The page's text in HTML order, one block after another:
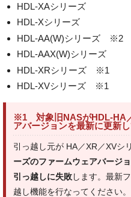
HDL-XAシリーズ
HDL-Xシリーズ
HDL-AA(W)シリーズ ※2
HDL-AAX(W)シリーズ
HDL-XRシリーズ ※1
HDL-XVシリーズ ※1
※1 対象旧NASがHDL-HA
アバージョンを最新に更新し
引っ越し元が HA／XR／XVシ
ーズのファームウェアバージ
引っ越しに失敗 します。最新
越し機能を行なってください。